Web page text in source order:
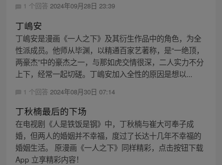
1 个回答 2024年09月28日 23:39
丁嶋安
丁嶋安是漫画《一人之下》及其衍生作品中的角色，为全
性派成员。他师从毕渊，以精通百家艺著称，是“一绝顶，
两豪杰”中的豪杰之一，与那如虎交情很深，二人实力不分
上下，经常一起切磋。丁嶋安加入全性的原因是想以...
1 个回答 2024年08月30日 07:14
丁秋楠最后的下场
在电视剧《人是铁饭是钢》中，丁秋楠与崔大可奉子成
婚，但两人的婚姻并不幸福，度过了长达十几年不幸福的
婚姻生活。 原漫画《一人之下》同样精彩，点击按钮下载
App 立享精彩内容！